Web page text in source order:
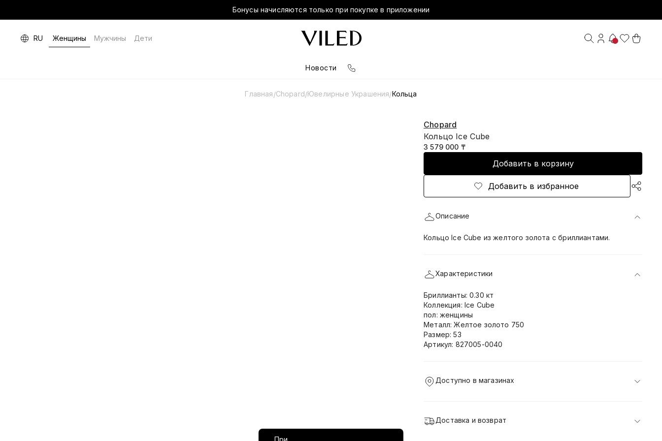
Бонусы начисляются только при покупке в приложении
RU Женщины Мужчины Дети
Новости
Главная/Chopard/Ювелирные Украшения/Кольца
Chopard
Кольцо Ice Cube
3 579 000 ₸
Добавить в корзину
Добавить в избранное
Описание
Кольцо Ice Cube из желтого золота с бриллиантами.
Характеристики
Бриллианты: 0.30 кт
Коллекция: Ice Cube
пол: женщины
Металл: Желтое золото 750
Размер: 53
Артикул: 827005-0040
Доступно в магазинах
Доставка и возврат